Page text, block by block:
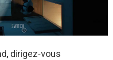
dirigez-vous